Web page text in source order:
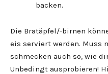
backen.
Die Bratäpfel/-birnen
eis serviert werden. Muss
schmecken auch so, wie
Unbedingt ausprobieren!